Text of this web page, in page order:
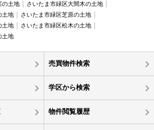
の土地
さいたま市緑区大間木の土地
土地
さいたま市緑区芝原の土地
土地
さいたま市緑区松木の土地
土地
売買物件検索
学区から検索
物件閲覧履歴